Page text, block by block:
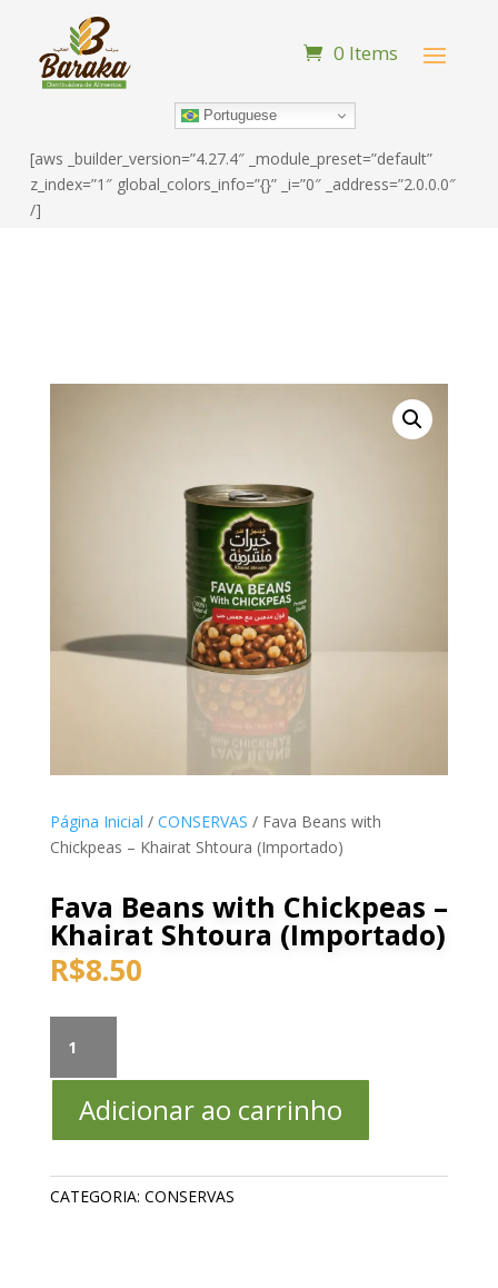
0 Items
Portuguese
[aws _builder_version=”4.27.4″ _module_preset=”default”
z_index=”1″ global_colors_info=”{}” _i=”0″ _address=”2.0.0.0″
/]
Página Inicial / CONSERVAS / Fava Beans with
Chickpeas – Khairat Shtoura (Importado)
Fava Beans with Chickpeas –
Khairat Shtoura (Importado)
R$8.50
Beans
with
Chickpeas
Shtoura
(Importado)
Adicionar ao carrinho
CATEGORIA: CONSERVAS